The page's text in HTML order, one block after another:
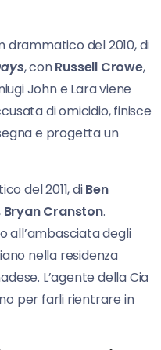
drammatico del 2010, di
, conRussell Crowe,
John e Lara viene
di omicidio, finisce
e progetta un
del 2011, diBen
Bryan Cranston.
all’ambasciata degli
nella residenza
L’agente della Cia
per farli rientrare in